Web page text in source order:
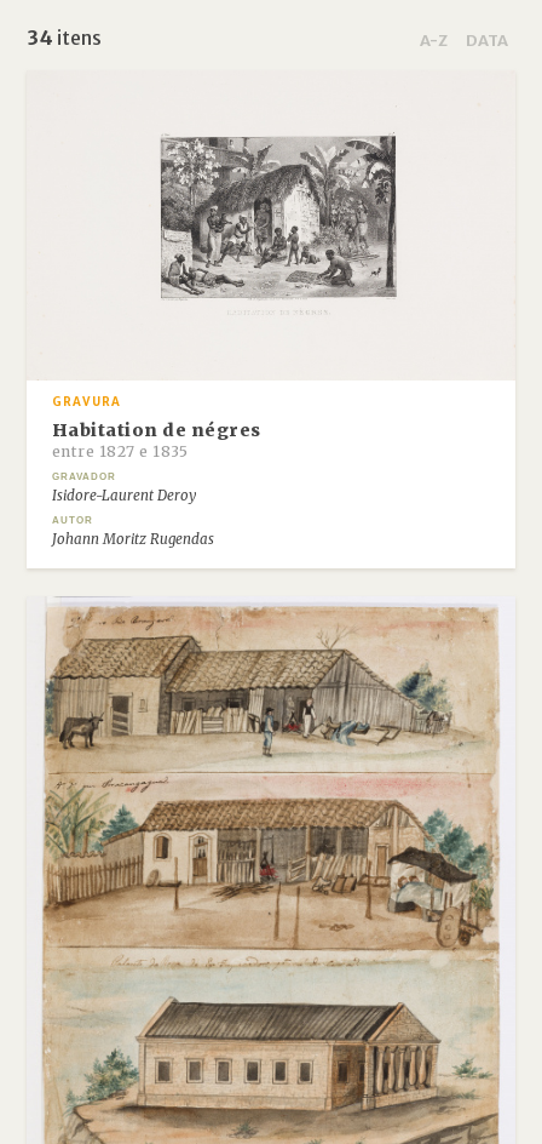
34 itens A-Z DATA
GRAVURA
Habitation de négres
entre 1827 e 1835
GRAVADOR
Isidore-Laurent Deroy
AUTOR
Johann Moritz Rugendas